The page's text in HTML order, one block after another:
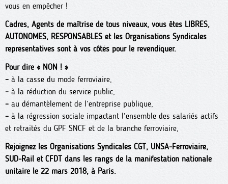
vous en empêcher !
Cadres, Agents de maîtrise de tous niveaux, vous êtes LIBRES,
AUTONOMES, RESPONSABLES et les Organisations Syndicales
représentatives sont à vos côtés pour le revendiquer.
Pour dire « NON ! »
– à la casse du mode ferroviaire,
– à la réduction du service public,
– au démantèlement de l’entreprise publique,
– à la régression sociale impactant l’ensemble des salariés actifs
et retraités du GPF SNCF et de la branche ferroviaire,
Rejoignez les Organisations Syndicales CGT, UNSA-Ferroviaire,
SUD-Rail et CFDT dans les rangs de la manifestation nationale
unitaire le 22 mars 2018, à Paris.